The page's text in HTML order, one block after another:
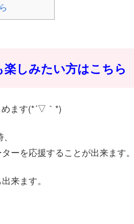
しみたい方はこちら
ます(*´▽｀*)
ーを応援することが出来ます。
来ます。